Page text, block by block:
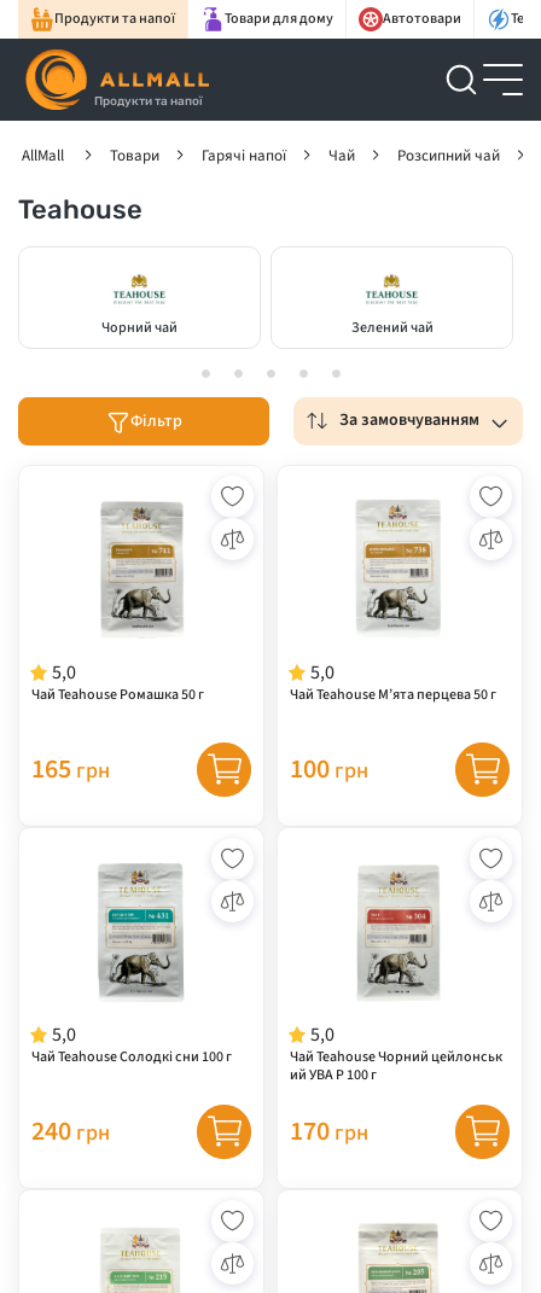
Продукти та напої Товари для дому Автотовари
Продукти та напої
AllMall Товари Гарячі напої Чай Розсипний чай
Teahouse
Чорний чай Зелений чай
Фільтр За замовчуванням
5,0
Чай Teahouse Ромашка 50 г
165 грн
5,0
Чай Teahouse М’ята перцева 50 г
100 грн
5,0
Чай Teahouse Солодкі сни 100 г
240 грн
5,0
Чай Teahouse Чорний цейлонськ
ий УВА Р 100 г
170 грн